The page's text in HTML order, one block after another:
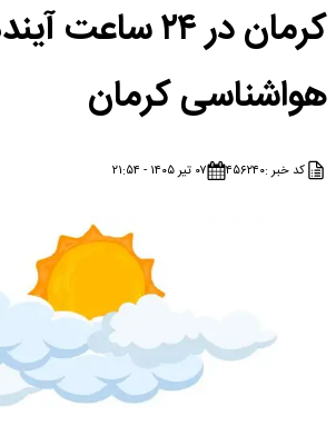
کرمان در ۲۴ ساعت
هواشناسی کرمان
کد خبر :۴۵۶۲۴۰ ۰۷ تیر ۱۴۰۵ - ۲۱:۵۴